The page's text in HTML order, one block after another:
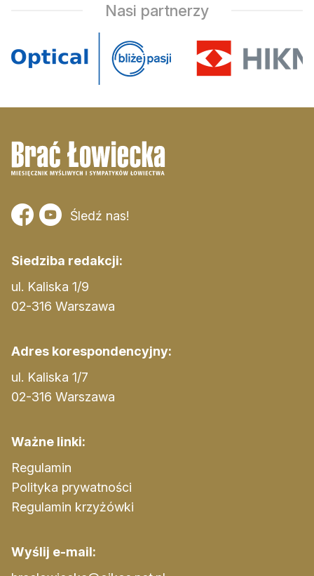
Nasi partnerzy
Śledź nas!
Siedziba redakcji:
ul. Kaliska 1/9
02-316 Warszawa
Adres korespondencyjny:
ul. Kaliska 1/7
02-316 Warszawa
Ważne linki:
Regulamin
Polityka prywatności
Regulamin krzyżówki
Wyślij e-mail: